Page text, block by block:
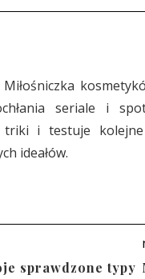
Miłośniczka
seriale i
triki i testuje
ideałów.
sprawdzone typy